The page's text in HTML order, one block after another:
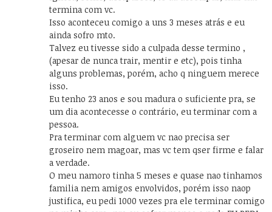
termina com vc.
Isso aconteceu comigo a uns 3 meses atrás e eu
ainda sofro mto.
Talvez eu tivesse sido a culpada desse termino ,
(apesar de nunca trair, mentir e etc), pois tinha
alguns problemas, porém, acho q ninguem merece
isso.
Eu tenho 23 anos e sou madura o suficiente pra, se
um dia acontecesse o contrário, eu terminar com a
pessoa.
Pra terminar com alguem vc nao precisa ser
groseiro nem magoar, mas vc tem qser firme e falar
a verdade.
O meu namoro tinha 5 meses e quase nao tinhamos
familia nem amigos envolvidos, porém isso naop
justifica, eu pedi 1000 vezes pra ele terminar comigo